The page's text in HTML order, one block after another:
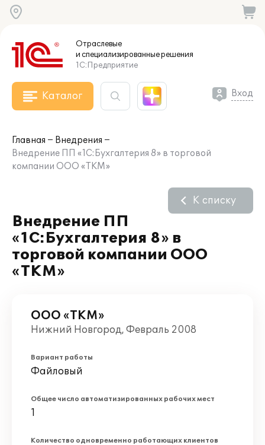
Отраслевые
и специализированныерешения
1С:Предприятие
Каталог Вход
Главная
Внедрения
Внедрение ПП «1С:Бухгалтерия 8» в торговой
компании ООО «ТКМ»
Внедрение ПП
«1С:Бухгалтерия 8» в
торговой компании ООО
«ТКМ»
К списку
ООО «ТКМ»
Нижний Новгород, Февраль 2008
Вариант работы
Файловый
Общее число автоматизированных рабочих мест
1
Количество одновременно работающих клиентов